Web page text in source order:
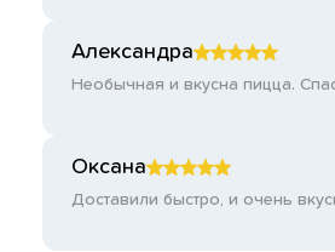
Александра
Необычная и вкусна пицца.
Оксана
Доставили быстро, и очень